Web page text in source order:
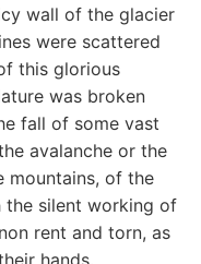
wall of the glacier
were scattered
this glorious
was broken
fall of some vast
avalanche or the
mountains, of the
the silent working of
rent and torn, as
hands.